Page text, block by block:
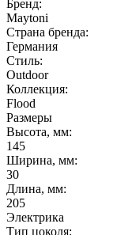
Бренд:
Maytoni
Страна бренда:
Германия
Стиль:
Outdoor
Коллекция:
Flood
Размеры
Высота, мм:
145
Ширина, мм:
30
Длина, мм:
205
Электрика
Тип цоколя: